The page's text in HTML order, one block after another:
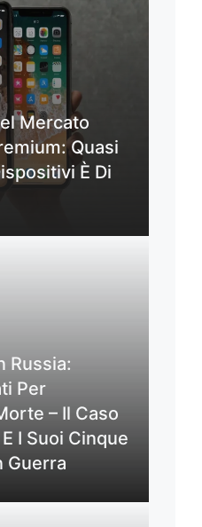
Mercato
Quasi
È Di
Russia:
Per
– Il Caso
I Suoi Cinque
Guerra